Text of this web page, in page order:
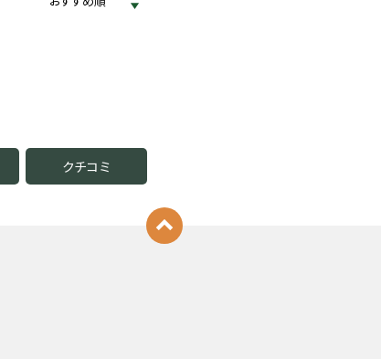
クチコミ